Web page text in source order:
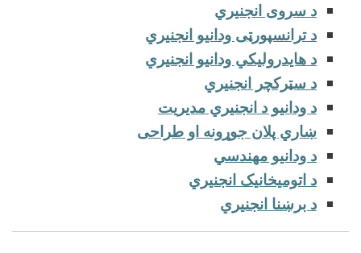
د سروی انجنیري
د ترانسپورټی ودانیو انجنیري
د هایدرولیکي ودانیو انجنیري
د سټرکچر انجنیري
د ودانیو د انجنیري مدیریت
ښاري پلان جوړونه او طراحی
د ودانیو مهندسي
د اتومیخانیک انجنیري
د برښنا انجنیري